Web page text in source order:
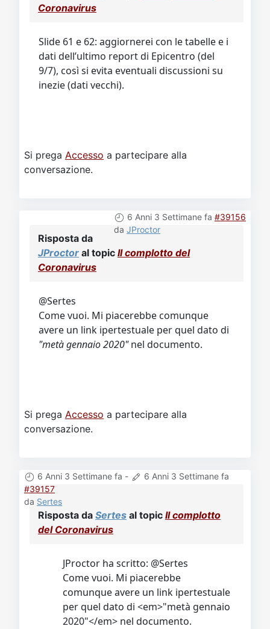
Coronavirus
Slide 61 e 62: aggiornerei con le tabelle e i
dati dell’ultimo report di Epicentro (del
9/7), così si evita eventuali discussioni su
inezie (dati vecchi).
Si prega Accesso a partecipare alla
conversazione.
6 Anni 3 Settimane fa #39156
da JProctor
Risposta da
JProctor al topic Il complotto del
Coronavirus
@Sertes
Come vuoi. Mi piacerebbe comunque
avere un link ipertestuale per quel dato di
"metà gennaio 2020"nel documento.
Si prega Accesso a partecipare alla
conversazione.
6 Anni 3 Settimane fa -
6 Anni 3 Settimane fa
#39157
da Sertes
Risposta da Sertes al topic Il complotto
del Coronavirus
JProctor ha scritto: @Sertes
Come vuoi. Mi piacerebbe
comunque avere un link ipertestuale
per quel dato di <em>"metà gennaio
2020"</em> nel documento.